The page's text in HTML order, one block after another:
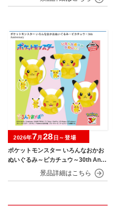
ポケットモンスター いろんなおかお
ぬいぐるみ～ピカチュウ～30th Anni
2026年7月 28 日～登場